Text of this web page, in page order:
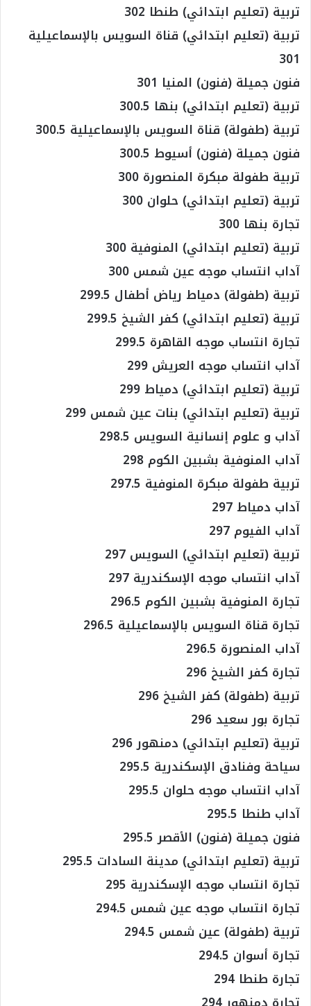
تربية (تعليم ابتدائي) طنطا 302
تربية (تعليم ابتدائي) قناة السويس بالإسماعيلية
301
فنون جميلة (فنون) المنيا 301
تربية (تعليم ابتدائي) بنها 300.5
تربية (طفولة) قناة السويس بالإسماعيلية 300.5
فنون جميلة (فنون) أسيوط 300.5
تربية طفولة مبكرة المنصورة 300
تربية (تعليم ابتدائي) حلوان 300
تجارة بنها 300
تربية (تعليم ابتدائي) المنوفية 300
آداب انتساب موجه عين شمس 300
تربية (طفولة) دمياط رياض أطفال 299.5
تربية (تعليم ابتدائي) كفر الشيخ 299.5
تجارة انتساب موجه القاهرة 299.5
آداب انتساب موجه العريش 299
تربية (تعليم ابتدائي) دمياط 299
تربية (تعليم ابتدائي) بنات عين شمس 299
آداب و علوم إنسانية السويس 298.5
آداب المنوفية بشبين الكوم 298
تربية طفولة مبكرة المنوفية 297.5
آداب دمياط 297
آداب الفيوم 297
تربية (تعليم ابتدائي) السويس 297
آداب انتساب موجه الإسكندرية 297
تجارة المنوفية بشبين الكوم 296.5
تجارة قناة السويس بالإسماعيلية 296.5
آداب المنصورة 296.5
تجارة كفر الشيخ 296
تربية (طفولة) كفر الشيخ 296
تجارة بور سعيد 296
تربية (تعليم ابتدائي) دمنهور 296
سياحة وفنادق الإسكندرية 295.5
آداب انتساب موجه حلوان 295.5
آداب طنطا 295.5
فنون جميلة (فنون) الأقصر 295.5
تربية (تعليم ابتدائي) مدينة السادات 295.5
تجارة انتساب موجه الإسكندرية 295
تجارة انتساب موجه عين شمس 294.5
تربية (طفولة) عين شمس 294.5
تجارة أسوان 294.5
تجارة طنطا 294